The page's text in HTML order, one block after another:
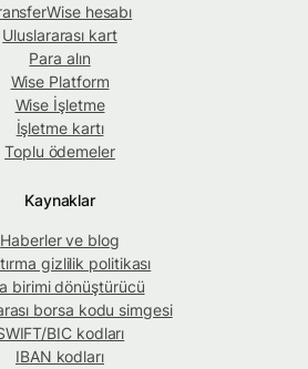
hesabı
Uluslararası kart
Para alın
Wise Platform
Wise İşletme
İşletme kartı
Toplu ödemeler
Kaynaklar
Haberler ve blog
gizlilik politikası
birimi dönüştürücü
borsa kodu simgesi
BIC kodları
IBAN kodları